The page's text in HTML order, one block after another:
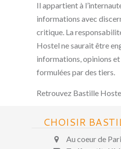
Il appartient à
informations avec
critique. La
Hostel ne saurait être
informations, opinions
formulées par des tiers.
Retrouvez Bastille
CHOISIR
Au coeur de